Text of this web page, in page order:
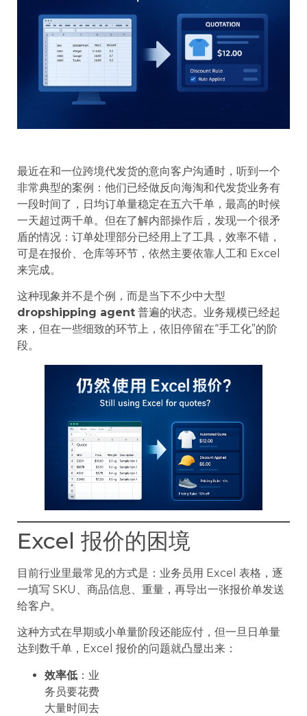
最近在和一位跨境代发货的意向客户沟通时，听到一个
非常典型的案例：他们已经做反向海淘和代发货业务有
一段时间了，日均订单量稳定在五六千单，最高的时候
一天超过两千单。但在了解内部操作后，发现一个很矛
盾的情况：订单处理部分已经用上了工具，效率不错，
可是在报价、仓库等环节，依然主要依靠人工和 Excel
来完成。
这种现象并不是个例，而是当下不少中大型
dropshipping agent 普遍的状态。业务规模已经起
来，但在一些细致的环节上，依旧停留在“手工化”的阶
段。
Excel 报价的困境
目前行业里最常见的方式是：业务员用 Excel 表格，逐
一填写 SKU、商品信息、重量，再导出一张报价单发送
给客户。
这种方式在早期或小单量阶段还能应付，但一旦日单量
达到数千单，Excel 报价的问题就凸显出来：
效率低 ：业
务员要花费
大量时间去